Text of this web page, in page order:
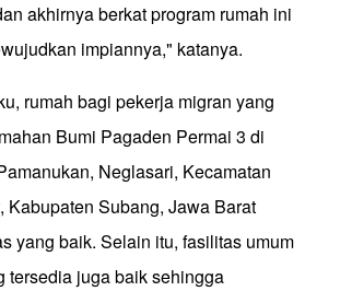
akhirnya berkat program rumah ini
impiannya," katanya.
rumah bagi pekerja migran yang
Bumi Pagaden Permai 3 di
Neglasari, Kecamatan
Kabupaten Subang, Jawa Barat
yang baik. Selain itu, fasilitas umum
tersedia juga baik sehingga